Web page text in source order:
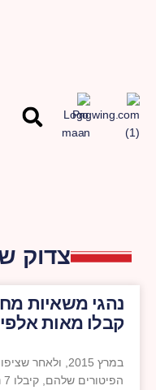
צדוק
נהגי משאיות
קבלו מאות
במרץ 2015,